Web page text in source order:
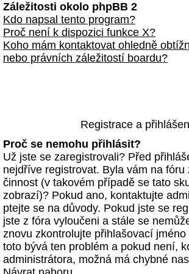
Záležitosti okolo phpBB 2
Kdo napsal tento program?
Proč není k dispozici funkce X?
Koho mám kontaktovat ohledně
nebo právních záležitostí boardu?
Registrace a
Proč se nemohu přihlásit?
Už jste se zaregistrovali? Před
nejdříve registrovat. Byla vám na fóru
činnost (v takovém případě se tato
zobrazí)? Pokud ano, kontaktujte
ptejte se na důvody. Pokud jste se
jste z fóra vyloučeni a stále se
znovu zkontrolujte přihlašovací
toto bývá ten problém a pokud není,
administrátora, možná má chybné